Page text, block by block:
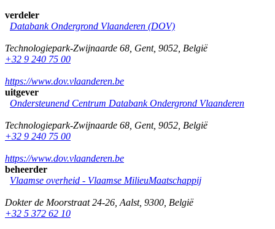
verdeler
Databank Ondergrond Vlaanderen (DOV)
Technologiepark-Zwijnaarde 68 Gent, 9052 België
+32 9 240 75 00
https://www.dov.vlaanderen.be
uitgever
Ondersteunend Centrum Databank Ondergrond Vlaanderen
Technologiepark-Zwijnaarde 68 Gent, 9052 België
+32 9 240 75 00
https://www.dov.vlaanderen.be
beheerder
Vlaamse overheid - Vlaamse MilieuMaatschappij
Dokter de Moorstraat 24-26 Aalst, 9300 België
+32 5 372 62 10